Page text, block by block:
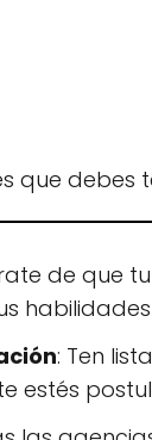
que debes
de que
: Ten
estés